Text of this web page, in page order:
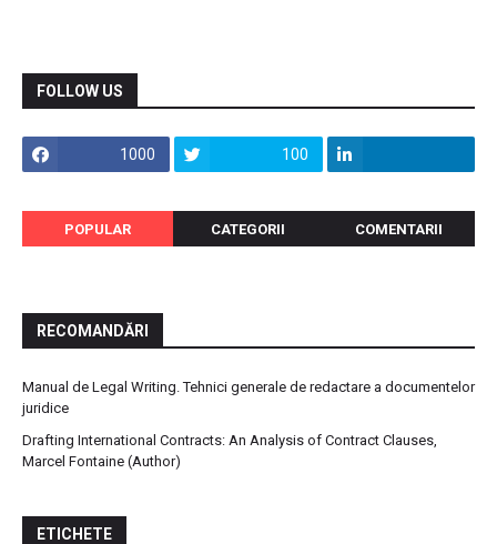
FOLLOW US
1000 100
POPULAR CATEGORII COMENTARII
RECOMANDĂRI
Manual de Legal Writing. Tehnici generale de redactare a documentelor
juridice
Drafting International Contracts: An Analysis of Contract Clauses,
Marcel Fontaine (Author)
ETICHETE